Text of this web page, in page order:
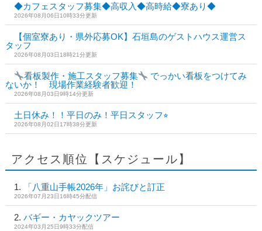
◆カフェスタッフ募集◆高収入◆高時給◆寮あり◆
2026年08月06日10時33分更新
【個室寮あり・県外応募OK】石垣島のゲストハウス運営ス
タッフ
2026年08月03日18時21分更新
看板製作・施工スタッフ募集
でっかい看板をつけてみ
ないか！ 現場作業経験者歓迎！
2026年08月03日9時14分更新
土日休み！！平日のみ！平日スタッフ⭐︎
2026年08月02日17時38分更新
アクセス順位【スケジュール】
「八重山手帳2026年」お詫びと訂正
2026年07月23日16時45分配信
バギー・カヤックツアー
2024年03月25日9時33分配信